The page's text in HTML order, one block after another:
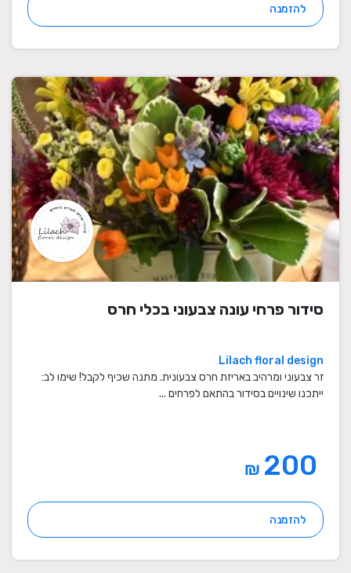
להזמנה
סידור פרחי עונה צבעוני בכלי חרס
Lilach floral design
זר צבעוני ומרהיב באריזת חרס צבעונית. מתנה שכיף לקבל! שימו לב:
ייתכנו שינויים בסידור בהתאם לפרחים ...
₪
להזמנה